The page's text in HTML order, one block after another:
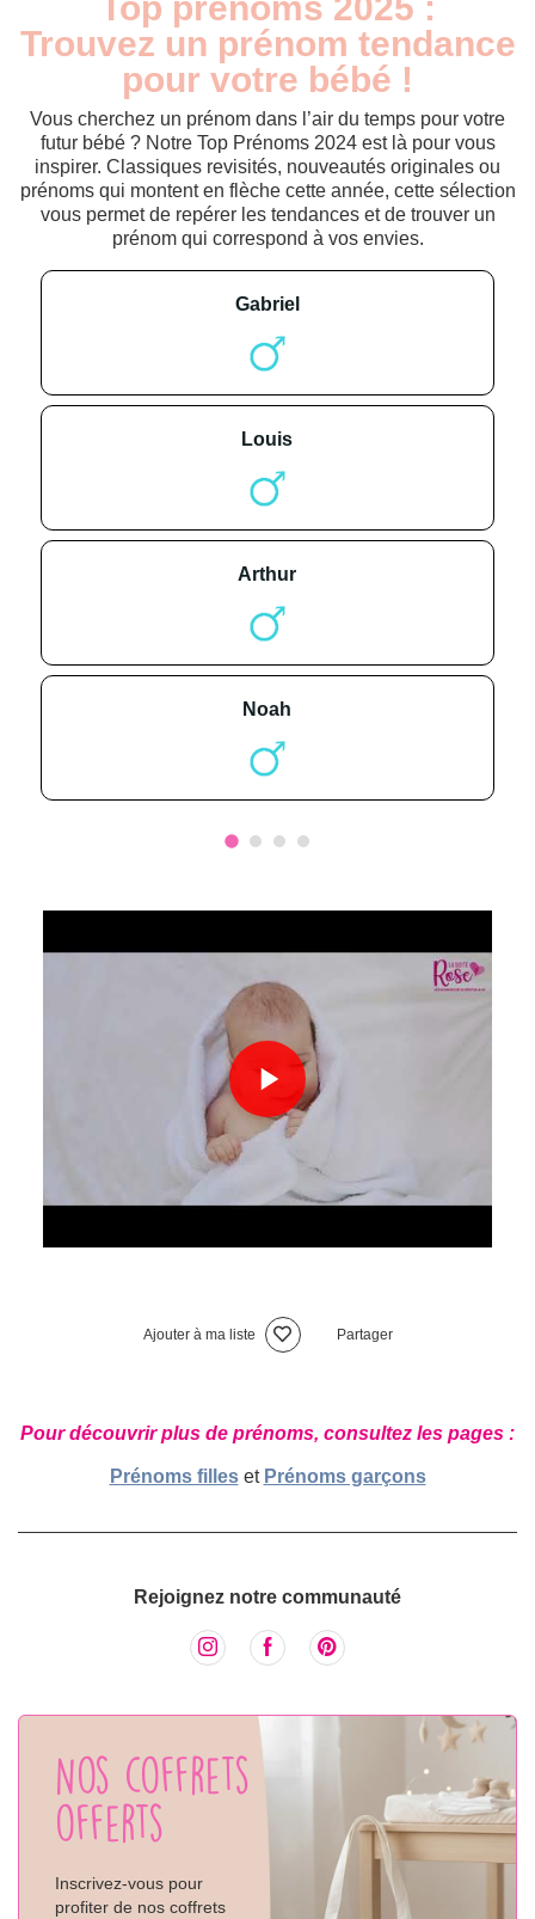
Trouvez un prénom tendance
pour votre bébé !
Vous cherchez un prénom dans l’air du temps pour votre
futur bébé ? Notre Top Prénoms 2024 est là pour vous
inspirer. Classiques revisités, nouveautés originales ou
prénoms qui montent en flèche cette année, cette sélection
vous permet de repérer les tendances et de trouver un
prénom qui correspond à vos envies.
gabriel
louis
arthur
noah
Ajouter à ma liste Partager
Pour découvrir plus de prénoms, consultez les pages :
Prénoms filleset Prénoms garçons
Rejoignez notre communauté
Nos coffrets
offerts
Inscrivez-vous pour
profiter de nos coffrets